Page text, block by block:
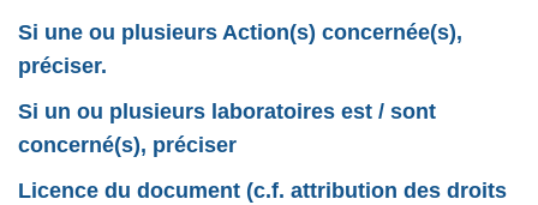
Si une ou plusieurs Action(s) concernée(s),
préciser.
Si un ou plusieurs laboratoires est / sont
concerné(s), préciser
Licence du document (c.f. attribution des droits